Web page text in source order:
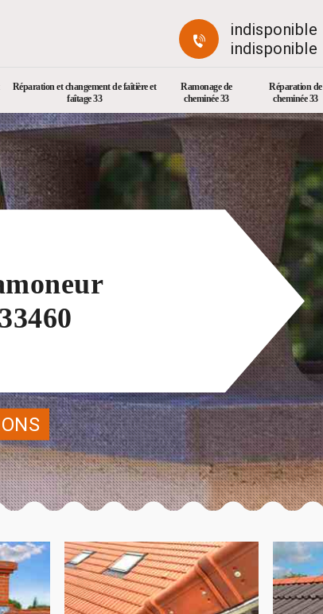
indisponible
indisponible
Réparation et changement de faîtière et
faîtage 33
Ramonage de
cheminée 33
Réparation de
cheminée 33